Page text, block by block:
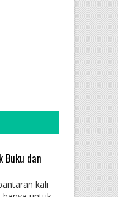
Buku dan
kali